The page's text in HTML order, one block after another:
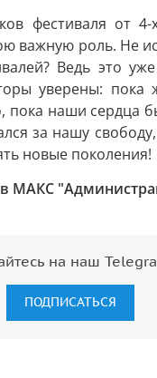
фестиваля от
важную роль. Не
Ведь это
уверены: пока
пока наши сердца
за нашу
новые поколения!
МАКС
на наш
ПОДПИСАТЬСЯ